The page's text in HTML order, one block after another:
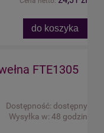
do koszyka
FTE1305
Dostępność: dostępny
Wysyłka w: 48 godzin